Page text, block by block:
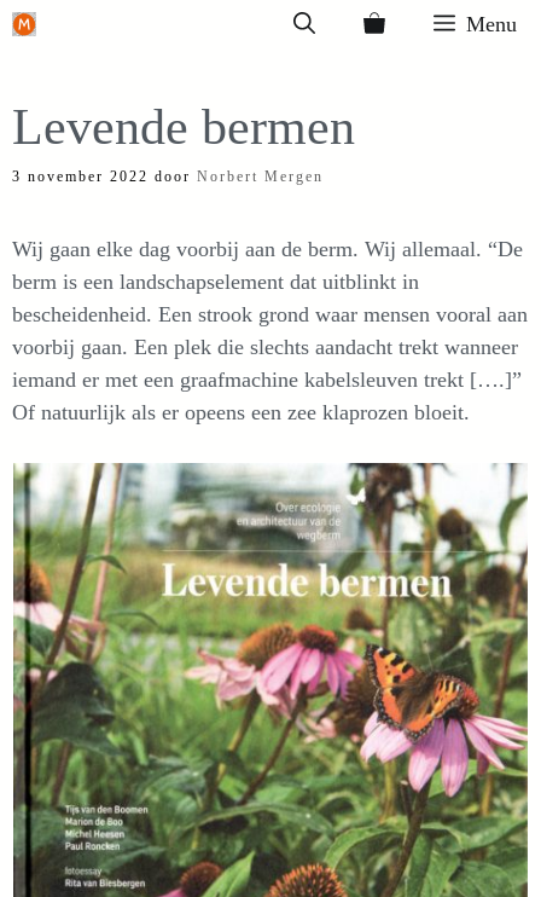
Ga
inhoud
Menu
Levende bermen
3 november 2022 door Norbert Mergen
Wij gaan elke dag voorbij aan de berm. Wij allemaal. “De
berm is een landschapselement dat uitblinkt in
bescheidenheid. Een strook grond waar mensen vooral aan
voorbij gaan. Een plek die slechts aandacht trekt wanneer
iemand er met een graafmachine kabelsleuven trekt [….]”
Of natuurlijk als er opeens een zee klaprozen bloeit.